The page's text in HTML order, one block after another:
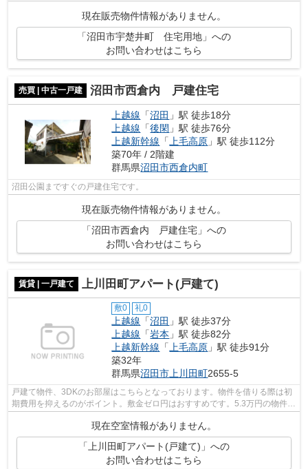
現在販売物件情報がありません。
「沼田市宇楚井町 住宅用地」への
お問い合わせはこちら
売買 | 中古一戸建 沼田市西倉内 戸建住宅
上越線 「沼田 」駅 徒歩18分
上越線 「後閑 」駅 徒歩76分
上越新幹線 「上毛高原 」駅 徒歩112分
築70年 / 2階建
群馬県沼田市西倉内町
沼田公園まですぐの戸建住宅です。
現在販売物件情報がありません。
「沼田市西倉内 戸建住宅」への
お問い合わせはこちら
賃貸 | 一戸建て 上川田町アパート(戸建て)
敷0 礼0
上越線 「沼田 」駅 徒歩37分
上越線 「岩本 」駅 徒歩82分
上越新幹線 「 上毛高原 」駅 徒歩91分
築32年
群馬県沼田市 上川田町2655-5
戸建て物件、3DKのお部屋はこちらとなっております。物件を借りる際は初
期費用を抑えるのがポイント。敷金ゼロ円はおすすめです。5.3万円の物件で
賃料と生活費のバランスを取りましょ...
現在空室情報がありません。
「上川田町アパート(戸建て)」への
お問い合わせはこちら